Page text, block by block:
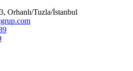
Orhanlı/Tuzla/İstanbul